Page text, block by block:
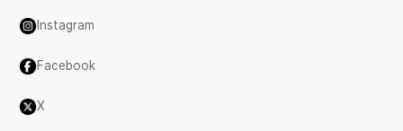
Instagram
Facebook
X